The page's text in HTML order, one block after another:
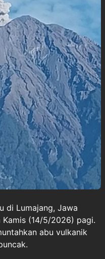
di Lumajang, Jawa
(14/5/2026) pagi.
abu vulkanik